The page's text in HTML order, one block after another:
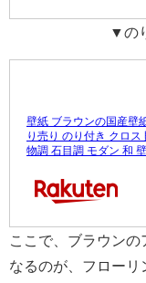
▼の
壁紙 ブラウンの国産壁
り売り のり付き クロ
物調 石目調 モダン 和
ここで、ブラウン
なるのが、フローリ